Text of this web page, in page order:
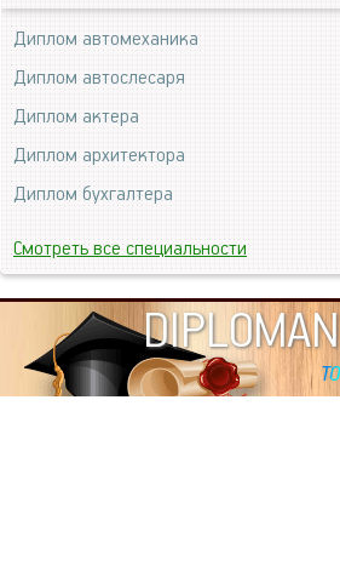
Диплом автомеханика
Диплом автослесаря
Диплом актера
Диплом архитектора
Диплом бухгалтера
Смотреть все специальности
DIPLOMAN